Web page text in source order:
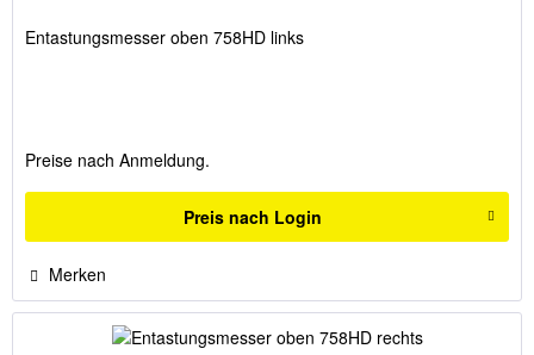
Entastungsmesser oben 758HD links
Preise nach Anmeldung.
Preis nach Login
Merken